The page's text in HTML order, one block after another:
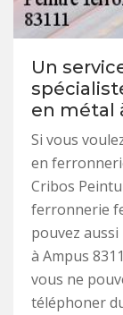
Un
en métal
Si vous
en
Cribos
ferronnerie
pouvez
à Ampus
vous ne
téléphoner